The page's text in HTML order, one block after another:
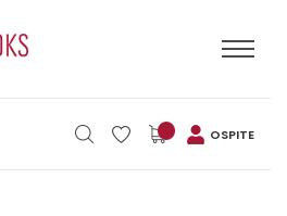
OSPITE